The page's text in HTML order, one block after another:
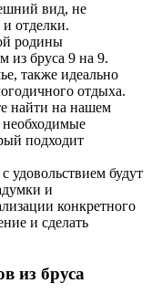
вид, не
отделки.
родины
из бруса 9 на 9.
также идеально
отдыха.
найти на нашем
подходит
будут
и
конкретного
и сделать
из бруса